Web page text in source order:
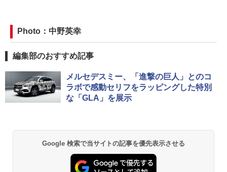
Photo：中野英幸
編集部のおすすめ記事
メルセデスミー、「進撃の巨人」とのコ
ラボで感動セリフをラッピングした特別
な「GLA」を展示
Google 検索で当サイトの記事を優先表示させる